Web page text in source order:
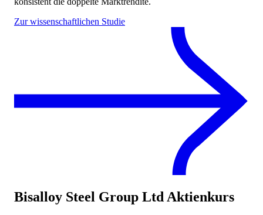
Zur wissenschaftlichen Studie
Bisalloy Steel Group Ltd Aktienkurs